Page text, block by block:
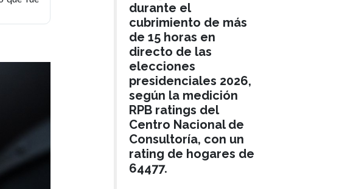
durante el
cubrimiento de más
de 15 horas en
directo de las
elecciones
presidenciales 2026,
según la medición
RPB ratings del
Centro Nacional de
Consultoría, con un
rating de hogares de
64477.